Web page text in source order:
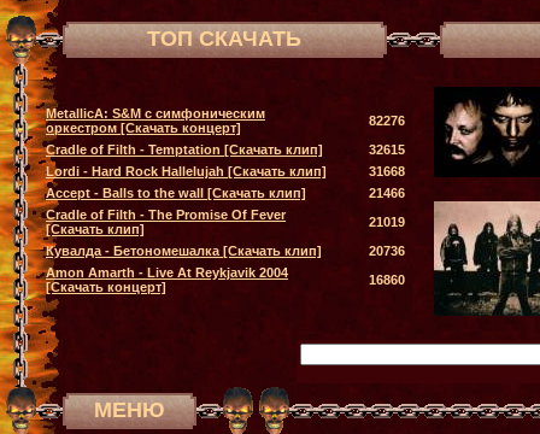
ТОП СКАЧАТЬ
MetallicA: S&M с симфоническим
оркестром [Скачать концерт]
82276
Cradle of Filth - Temptation [Скачать клип]
32615
Lordi - Hard Rock Hallelujah [Скачать клип]
31668
Accept - Balls to the wall [Скачать клип]
21466
Cradle of Filth - The Promise Of Fever
[Скачать клип]
21019
Кувалда - Бетономешалка [Скачать клип]
20736
Amon Amarth - Live At Reykjavik 2004
[Скачать концерт]
16860
МЕНЮ